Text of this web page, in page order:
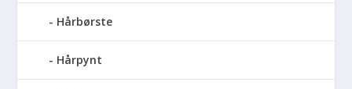
Hårbørste
Hårpynt